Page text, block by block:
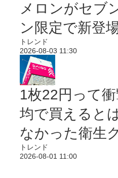
メロンがセブ
ン限定で新登場
トレンド
2026-08-03 11:30
1枚22円って
均で買えると
なかった衛生
トレンド
2026-08-01 11:00